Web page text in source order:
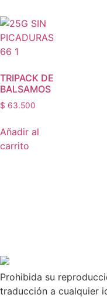
TRIPACK DE
BALSAMOS
$ 63.500
Añadir al
carrito
Prohibida su
traducción a cualquier